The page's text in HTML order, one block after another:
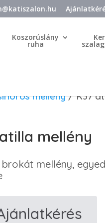
Koszorúslány
ruha
mellény/ K37
mellény
mellény,